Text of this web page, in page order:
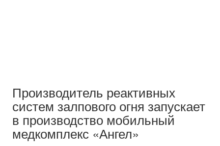
Производитель реактивных
систем залпового огня запускает
в производство мобильный
медкомплекс «Ангел»